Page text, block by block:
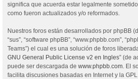
significa que acuerda estar legalmente
como fueron actualizados y/o reformados.
Nuestros foros están desarrollados por phpBB
“sus”, “software phpBB”, “www.phpbb.com”,
Teams”) el cual es una solución de foros
GNU General Public License v2 en Ingles” (de
puede ser descargada de www.phpbb.com. El
facilita discusiones basadas en Internet y la